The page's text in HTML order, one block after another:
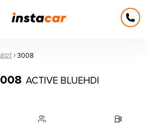
3008
ACTIVE BLUEHDI